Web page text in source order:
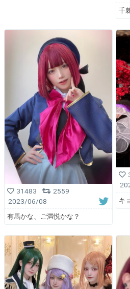
千
31483
2559
2023/06/08
有馬かな、ご満悦かな？
キ